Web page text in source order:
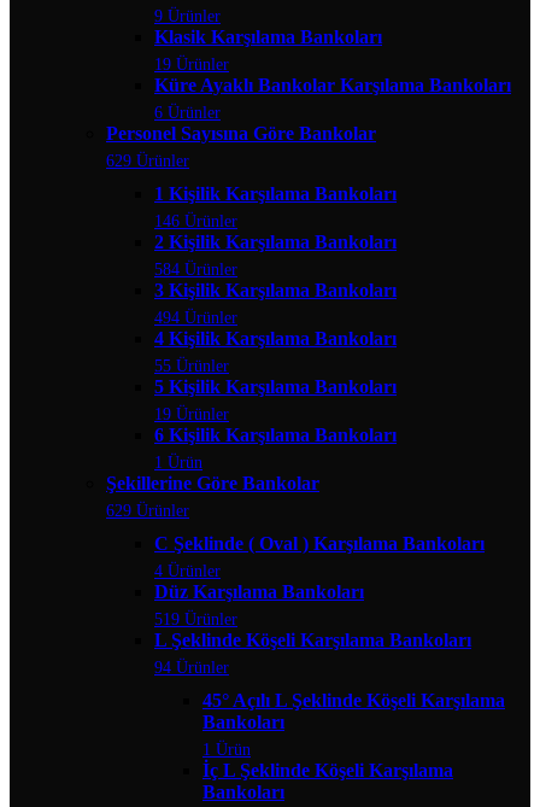
9 Ürünler
Klasik Karşılama Bankoları
19 Ürünler
Küre Ayaklı Bankolar Karşılama Bankoları
6 Ürünler
Personel Sayısına Göre Bankolar
629 Ürünler
1 Kişilik Karşılama Bankoları
146 Ürünler
2 Kişilik Karşılama Bankoları
584 Ürünler
3 Kişilik Karşılama Bankoları
494 Ürünler
4 Kişilik Karşılama Bankoları
55 Ürünler
5 Kişilik Karşılama Bankoları
19 Ürünler
6 Kişilik Karşılama Bankoları
1 Ürün
Şekillerine Göre Bankolar
629 Ürünler
C Şeklinde ( Oval ) Karşılama Bankoları
4 Ürünler
Düz Karşılama Bankoları
519 Ürünler
L Şeklinde Köşeli Karşılama Bankoları
94 Ürünler
45° Açılı L Şeklinde Köşeli Karşılama
Bankoları
1 Ürün
İç L Şeklinde Köşeli Karşılama
Bankoları